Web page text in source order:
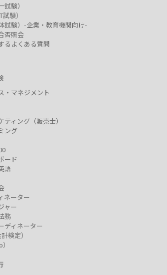
験）
験）
試験）-企業・教育機関向け-
否照会
るよくある質問
・マネジメント
ティング（販売士）
ング
ード
語
ネーター
ャー
務
ディネーター
検定）